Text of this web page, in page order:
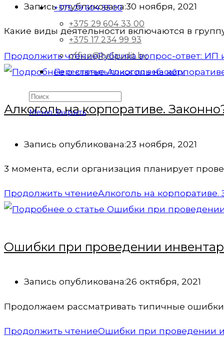
+375 29 604 33 00
+375 29 604 33 00
+375 17 234 99 93
office@belaudit.by
Переключить поиск по веб-сайту
Меню Закрыть
Запись опубликована:30 ноября, 2021
Какие виды деятельности включаются в
Продолжить чтениеРубрика вопрос-ответ: ИП
Алкоголь на корпоративе.
Запись опубликована:23 ноября, 2021
3 момента, если организация планирует
Продолжить чтениеАлкоголь на корпоративе.
Ошибки при проведении
Запись опубликована:26 октября, 2021
Продолжаем рассматривать типичные
Продолжить чтениеОшибки при проведении